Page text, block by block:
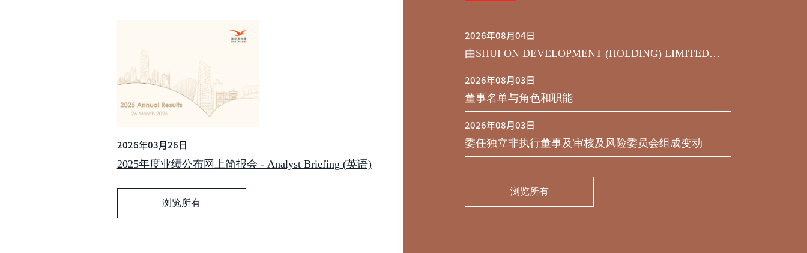
2026年03月26日
2025年度业绩公布网上简报会 - Analyst Briefing (英语)
浏览所有
2026年08月04日
由SHUI ON DEVELOPMENT (HOLDING) LIMITED发
行于二零二九年到期之450,000,000美元9.75%优先票据
2026年08月03日
董事名单与角色和职能
2026年08月03日
委任独立非执行董事及审核及风险委员会组成变动
浏览所有